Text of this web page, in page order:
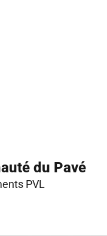
du Pavé
PVL